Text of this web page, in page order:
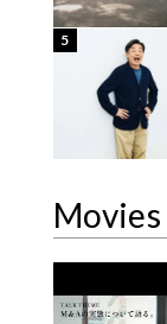
5
Movies